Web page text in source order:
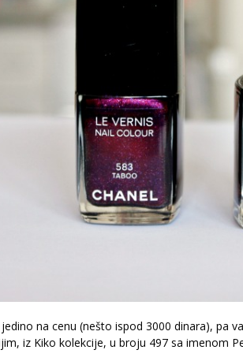
na cenu (nešto ispod 3000 dinara), pa
iz Kiko kolekcije, u broju 497 sa imenom